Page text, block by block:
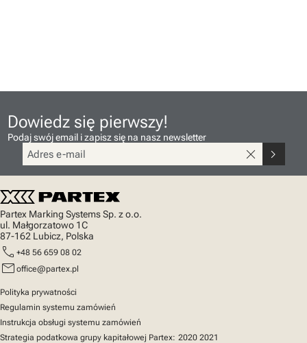
Dowiedz się pierwszy!
Podaj swój email i zapisz się na nasz newsletter
close chevron_right
Partex Marking Systems Sp. z o.o.
ul. Małgorzatowo 1C
87-162 Lubicz, Polska
call +48 56 659 08 02
mail office@partex.pl
Polityka prywatności
Regulamin systemu zamówień
Instrukcja obsługi systemu zamówień
Strategia podatkowa grupy kapitałowej Partex: 2020 2021